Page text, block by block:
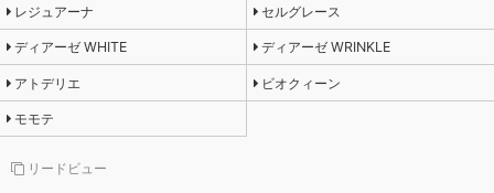
レジュアーナ セルグレース
ディアーゼ WHITE ディアーゼ WRINKLE
アトデリエ ビオクィーン
モモテ
リードビュー